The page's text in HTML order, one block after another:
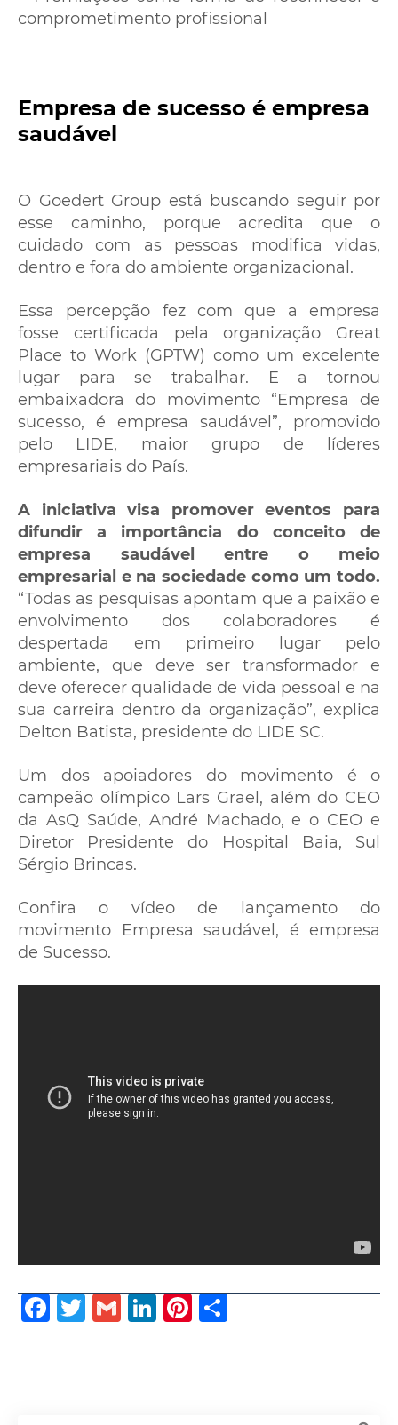
comprometimento profissional
Empresa de sucesso é empresa
saudável
O Goedert Group está buscando seguir por
esse caminho, porque acredita que o
cuidado com as pessoas modifica vidas,
dentro e fora do ambiente organizacional.
Essa percepção fez com que a empresa
fosse certificada pela organização Great
Place to Work (GPTW) como um excelente
lugar para se trabalhar. E a tornou
embaixadora do movimento “Empresa de
sucesso, é empresa saudável”, promovido
pelo LIDE, maior grupo de líderes
empresariais do País.
A iniciativa visa promover eventos para
difundir a importância do conceito de
empresa saudável entre o meio
empresarial e na sociedade como um todo.
“Todas as pesquisas apontam que a paixão e
envolvimento dos colaboradores é
despertada em primeiro lugar pelo
ambiente, que deve ser transformador e
deve oferecer qualidade de vida pessoal e na
sua carreira dentro da organização”, explica
Delton Batista, presidente do LIDE SC.
Um dos apoiadores do movimento é o
campeão olímpico Lars Grael, além do CEO
da AsQ Saúde, André Machado, e o CEO e
Diretor Presidente do Hospital Baia, Sul
Sérgio Brincas.
Confira o vídeo de lançamento do
movimento Empresa saudável, é empresa
de Sucesso.
Facebook
Twitter
Gmail
LinkedIn
Pinterest